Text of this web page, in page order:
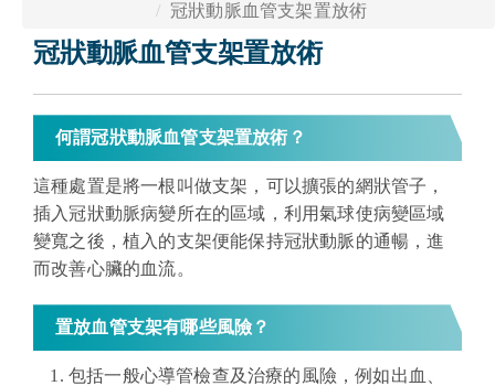
冠狀動脈血管支架置放術
冠狀動脈血管支架置放術
何謂冠狀動脈血管支架置放術？
這種處置是將一根叫做支架，可以擴張的網狀管子，
插入冠狀動脈病變所在的區域，利用氣球使病變區域
變寬之後，植入的支架便能保持冠狀動脈的通暢，進
而改善心臟的血流。
置放血管支架有哪些風險？
包括一般心導管檢查及治療的風險，例如出血、